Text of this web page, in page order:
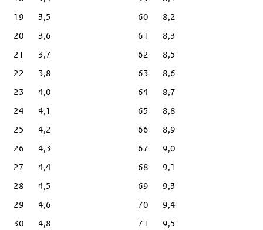
19
3,5
20
3,6
21
3,7
22
3,8
23
4,0
24
4,1
25
4,2
26
4,3
27
4,4
28
4,5
29
4,6
30
4,8
60
8,2
61
8,3
62
8,5
63
8,6
64
8,7
65
8,8
66
8,9
67
9,0
68
9,1
69
9,3
70
9,4
71
9,5